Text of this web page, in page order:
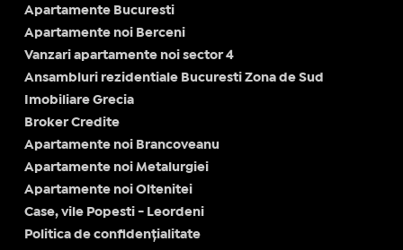
Apartamente Bucuresti
Apartamente noi Berceni
Vanzari apartamente noi sector 4
Ansambluri rezidentiale Bucuresti Zona de Sud
Imobiliare Grecia
Broker Credite
Apartamente noi Brancoveanu
Apartamente noi Metalurgiei
Apartamente noi Oltenitei
Case, vile Popesti - Leordeni
Politica de confidențialitate